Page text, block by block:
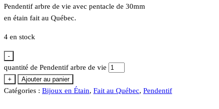
Pendentif arbre de vie avec pentacle de 30mm
en étain fait au Québec.
4 en stock
-
quantité de Pendentif arbre de vie
+ Ajouter au panier
Catégories : Bijoux en Étain, Fait au Québec, Pendentif